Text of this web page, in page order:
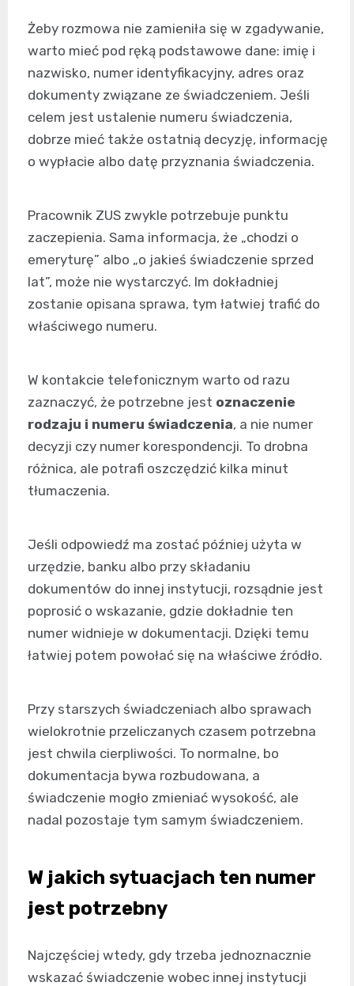
Żeby rozmowa nie zamieniła się w zgadywanie,
warto mieć pod ręką podstawowe dane: imię i
nazwisko, numer identyfikacyjny, adres oraz
dokumenty związane ze świadczeniem. Jeśli
celem jest ustalenie numeru świadczenia,
dobrze mieć także ostatnią decyzję, informację
o wypłacie albo datę przyznania świadczenia.
Pracownik ZUS zwykle potrzebuje punktu
zaczepienia. Sama informacja, że „chodzi o
emeryturę” albo „o jakieś świadczenie sprzed
lat”, może nie wystarczyć. Im dokładniej
zostanie opisana sprawa, tym łatwiej trafić do
właściwego numeru.
W kontakcie telefonicznym warto od razu
zaznaczyć, że potrzebne jest oznaczenie
rodzaju i numeru świadczenia, a nie numer
decyzji czy numer korespondencji. To drobna
różnica, ale potrafi oszczędzić kilka minut
tłumaczenia.
Jeśli odpowiedź ma zostać później użyta w
urzędzie, banku albo przy składaniu
dokumentów do innej instytucji, rozsądnie jest
poprosić o wskazanie, gdzie dokładnie ten
numer widnieje w dokumentacji. Dzięki temu
łatwiej potem powołać się na właściwe źródło.
Przy starszych świadczeniach albo sprawach
wielokrotnie przeliczanych czasem potrzebna
jest chwila cierpliwości. To normalne, bo
dokumentacja bywa rozbudowana, a
świadczenie mogło zmieniać wysokość, ale
nadal pozostaje tym samym świadczeniem.
W jakich sytuacjach ten numer
jest potrzebny
Najczęściej wtedy, gdy trzeba jednoznacznie
wskazać świadczenie wobec innej instytucji